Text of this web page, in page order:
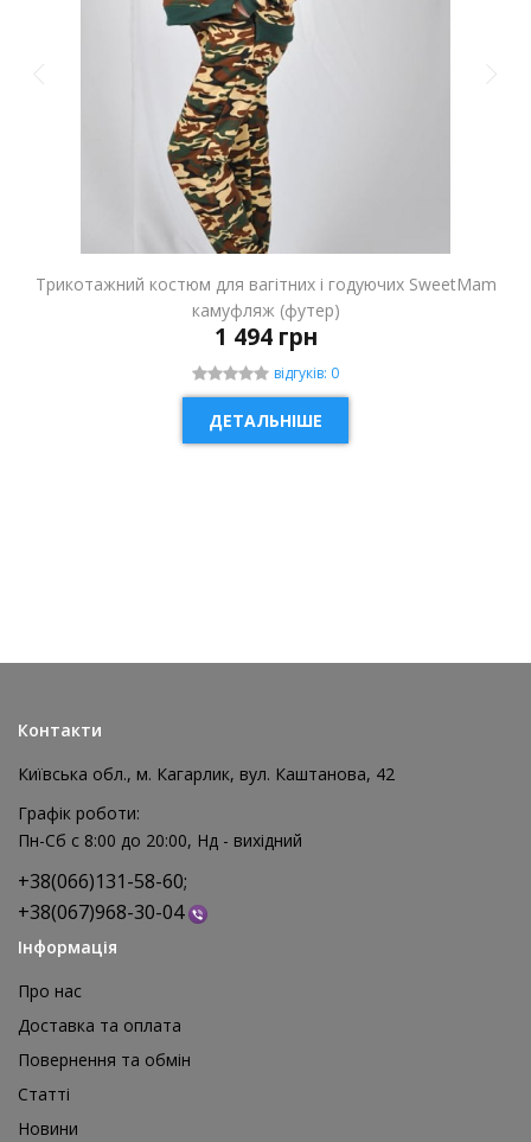
Трикотажний костюм для вагітних і годуючих SweetMam
камуфляж (футер)
1 494 грн
відгуків: 0
ДЕТАЛЬНІШЕ
Реквізит для аніматора Мішки для стрибків, 4 шт
Контакти
Київська обл., м. Кагарлик, вул. Каштанова, 42
Графік роботи:
Пн-Сб с 8:00 до 20:00, Нд - вихідний
+38(066)131-58-60;
+38(067)968-30-04
Інформація
Про нас
Доставка та оплата
Повернення та обмін
Статті
Новини